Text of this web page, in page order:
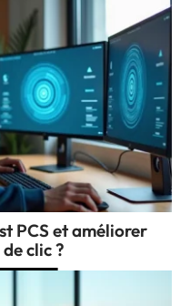
PCS et améliorer
clic ?